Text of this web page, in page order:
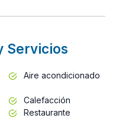
Servicios
Aire acondicionado
Calefacción
Restaurante